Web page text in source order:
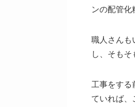
ンの配管化
職人さんも
し、そもそ
工事をする
ていれば、